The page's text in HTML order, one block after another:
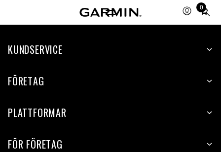
0
Total
items
cart:
KUNDSERVICE
FÖRETAG
PLATTFORMAR
FÖR FÖRETAG